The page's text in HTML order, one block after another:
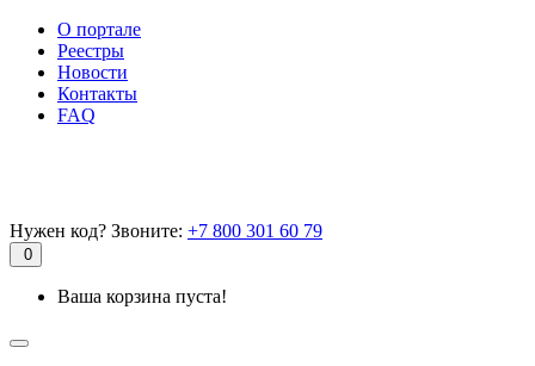
О портале
Реестры
Новости
Контакты
FAQ
Нужен код? Звоните: +7 800 301 60 79
0
Ваша корзина пуста!